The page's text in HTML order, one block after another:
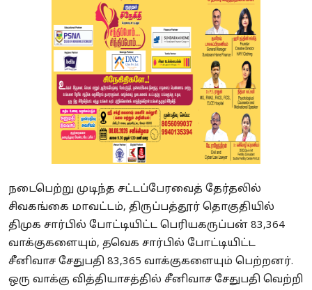
நடைபெற்று முடிந்த சட்டப்பேரவைத் தேர்தலில்
சிவகங்கை மாவட்டம், திருப்பத்தூர் தொகுதியில்
திமுக சார்பில் போட்டியிட்ட பெரியகருப்பன் 83,364
வாக்குகளையும், தவெக சார்பில் போட்டியிட்ட
சீனிவாச சேதுபதி 83,365 வாக்குகளையும் பெற்றனர்.
ஒரு வாக்கு வித்தியாசத்தில் சீனிவாச சேதுபதி வெற்றி